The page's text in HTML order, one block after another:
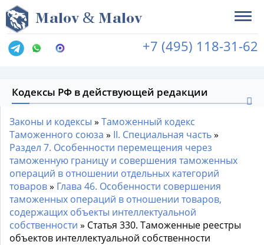
Malov & Malov
+7 (495) 118-31-62
Кодексы РФ в действующей редакции
Законы и кодексы » Таможенный кодекс
Таможенного союза » II. Специальная часть»
Раздел 7. Особенности перемещения через
таможенную границу и совершения таможенных
операций в отношении отдельных категорий
товаров» Глава 46. Особенности совершения
таможенных операций в отношении товаров,
содержащих объекты интеллектуальной
собственности » Статья 330. Таможенные реестры
объектов интеллектуальной собственности